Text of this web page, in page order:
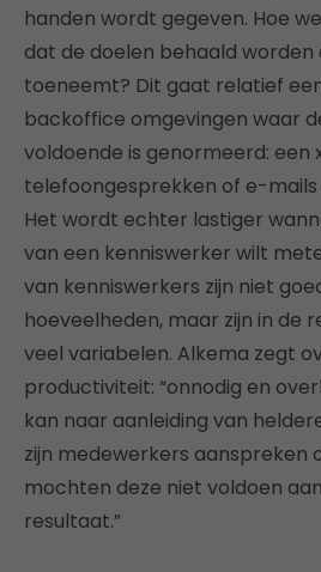
handen wordt gegeven. Hoe
dat de doelen behaald
toeneemt? Dit gaat relatief
backoffice omgevingen waar
voldoende is genormeerd: een
telefoongesprekken of e-
Het wordt echter lastiger
van een kenniswerker wilt
van kenniswerkers zijn niet
hoeveelheden, maar zijn in de
veel variabelen. Alkema zegt
productiviteit: “onnodig en
kan naar aanleiding van
zijn medewerkers aanspreken
mochten deze niet voldoen
resultaat.”